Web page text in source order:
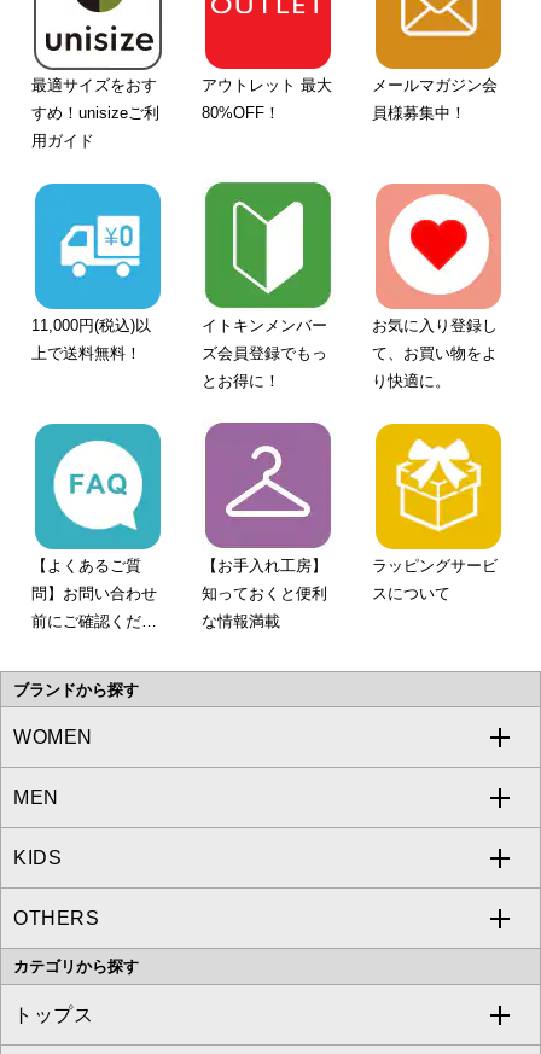
最適サイズをおす
すめ！unisizeご利
用ガイド
アウトレット 最大
80%OFF！
メールマガジン会
員様募集中！
11,000円(税込)以
上で送料無料！
イトキンメンバー
ズ会員登録でもっ
とお得に！
お気に入り登録し
て、お買い物をよ
り快適に。
【よくあるご質
問】お問い合わせ
前にご確認くださ
【お手入れ工房】
知っておくと便利
な情報満載
ラッピングサービ
スについて
ブランドから探す
WOMEN
a.v.v
MICHEL KLEIN
MK MICHEL KLEIN
OFUON le MK
Sybilla
MEN
a.v.v
MICHEL KLEIN HOMME
MK MICHEL KLEIN HOMME
KIDS
a.v.v
OTHERS
MK MICHEL KLEIN BAG
EMILIO ROBBA
カテゴリから探す
トップス